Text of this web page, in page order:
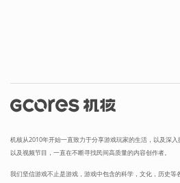
机核从2010年开始一直致力于分享游戏玩家的生活，以及深
以及视频节目，一直在不断寻找民间高质量的内容创作者。
我们坚信游戏不止是游戏，游戏中包含的科学，文化，历史